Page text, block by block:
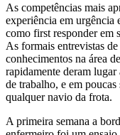
As competências mais
experiência em urgência
como first responder em
As formais entrevistas
conhecimentos na área
rapidamente deram
de trabalho, e em poucas
qualquer navio da frota.
A primeira semana a